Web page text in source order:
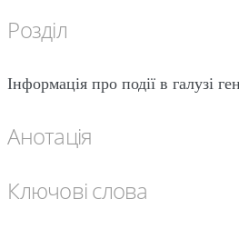
Розділ
Інформація про події в галузі
Анотація
Ключові слова